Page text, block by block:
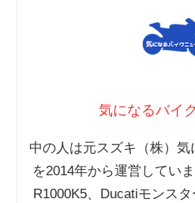
気になるバイ
中の人は元スズキ（株）
を2014年から運営してい
R1000K5、Ducatiモンスタ